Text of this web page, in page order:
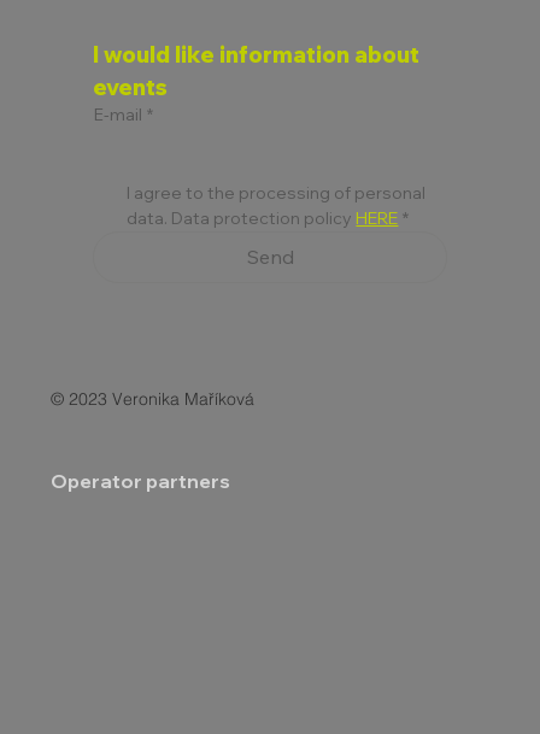
I would like information about
events
E-mail *
I agree to the processing of personal
data. Data protection policy HERE *
Send
© 2023 Veronika Maříková
Operator partners